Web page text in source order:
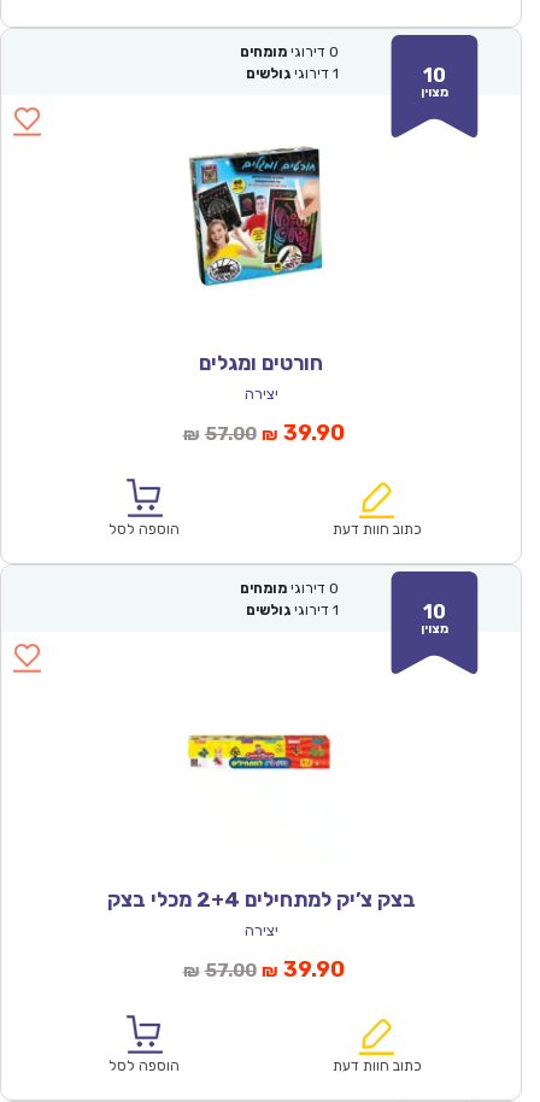
10
מצוין
0 דירוגי מומחים
1 דירוגי גולשים
חורטים ומגלים
יצירה
₪ 57.00המחיר
₪57.00.
₪ 39.90המחיר
הוא:
כתוב חוות דעת הוספה לסל
10
מצוין
0 דירוגי מומחים
1 דירוגי גולשים
בצק צ’יק למתחילים 2+4 מכלי בצק
יצירה
₪ 57.00המחיר
₪57.00.
₪ 39.90המחיר
הוא:
כתוב חוות דעת הוספה לסל